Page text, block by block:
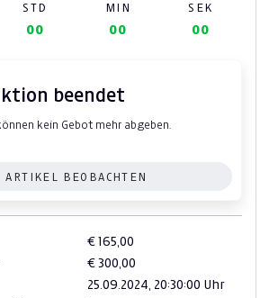
STD MIN SEK
00 00 00
beendet
kein Gebot mehr abgeben.
ARTIKEL BEOBACHTEN
€ 165,00
€ 300,00
25.09.2024, 20:30:00 Uhr